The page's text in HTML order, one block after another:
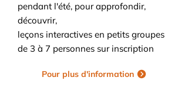
pendant l'été, pour approfondir,
découvrir,
leçons interactives en petits groupes
de 3 à 7 personnes sur inscription
Pour plus d'information